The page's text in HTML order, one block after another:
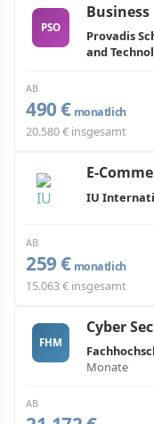
PSO
Provadis
and
AB
490 € monatlich
20.580 € insgesamt
E-
IU
AB
259 € monatlich
15.063 € insgesamt
FHM
Cyber
Monate
AB